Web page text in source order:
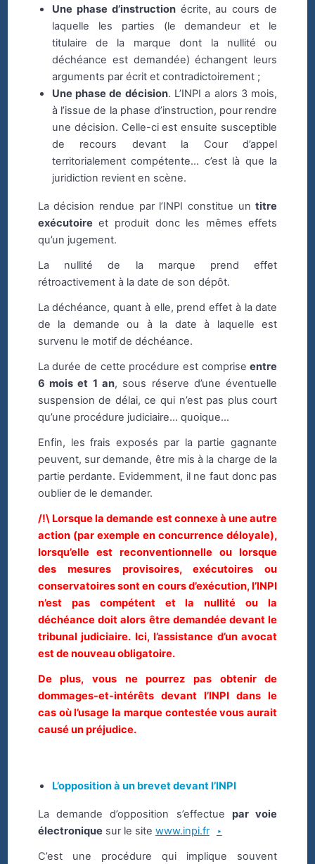
Une phase d’instructionécrite, au cours de
laquelle les parties (le demandeur et le
titulaire de la marque dont la nullité ou
déchéance est demandée) échangent leurs
arguments par écrit et contradictoirement ;
Une phase de décision. L’INPI a alors 3 mois,
à l’issue de la phase d’instruction, pour rendre
une décision. Celle-ci est ensuite susceptible
de recours devant la Cour d’appel
territorialement compétente... c’est là que la
juridiction revient en scène.
La décision rendue par l’INPI constitue untitre
exécutoire et produit donc les mêmes effets
qu’un jugement.
La nullité de la marque prend effet
rétroactivement à la date de son dépôt.
La déchéance, quant à elle, prend effet à la date
de la demande ou à la date à laquelle est
survenu le motif de déchéance.
La durée de cette procédure est compriseentre
6 mois et 1 an, sous réserve d’une éventuelle
suspension de délai, ce qui n’est pas plus court
qu’une procédure judiciaire… quoique…
Enfin, les frais exposés par la partie gagnante
peuvent, sur demande, être mis à la charge de la
partie perdante. Evidemment, il ne faut donc pas
oublier de le demander.
/!\ Lorsque la demande est connexe à une autre
action (par exemple en concurrence déloyale),
lorsqu’elle est reconventionnelle ou lorsque
des mesures provisoires, exécutoires ou
conservatoires sont en cours d’exécution, l’INPI
n’est pas compétent et la nullité ou la
déchéance doit alors être demandée devant le
tribunal judiciaire. Ici, l’assistance d’un avocat
est de nouveau obligatoire.
De plus, vous ne pourrez pas obtenir de
dommages-et-intérêts devant l’INPI dans le
cas où l’usage la marque contestée vous aurait
causé un préjudice.
L’opposition à un brevet devant l’INPI
La demande d’opposition s’effectue par voie
électronique sur le site www.inpi.fr
C’est une procédure qui implique souvent